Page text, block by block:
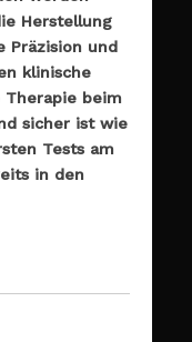
Herstellung
Präzision und
klinische
Therapie beim
sicher ist wie
Tests am
in den